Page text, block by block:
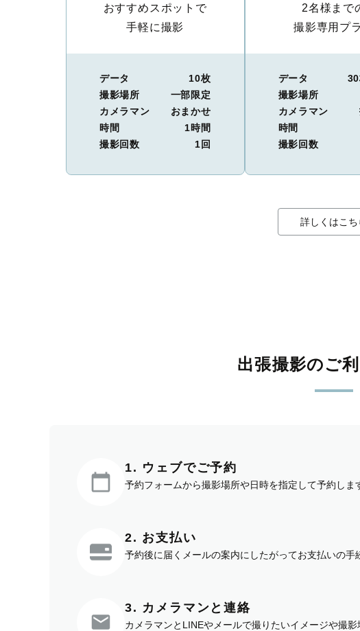
おすすめスポットで
手軽に撮影
データ
10枚
撮影場所
一部限定
カメラマン
おまかせ
時間
1時間
撮影回数
1回
2名様まで
撮影専用プ
データ
撮影場所
カメラマン
時間
撮影回数
詳しくはこち
出張撮影のご
1. ウェブでご予約
予約フォームから撮影場所や日時を指定して予約しま
2. お支払い
予約後に届くメールの案内にしたがってお支払いの手
3. カメラマンと連絡
カメラマンとLINEやメールで撮りたいイメージや撮影